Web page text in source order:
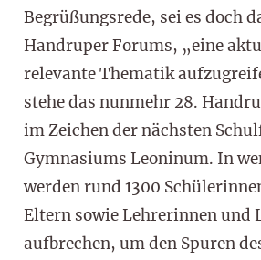
Begrüßungsrede, sei es doch
Handruper Forums, „eine
relevante Thematik
stehe das nunmehr 28.
im Zeichen der nächsten
Gymnasiums Leoninum. In
werden rund 1300
Eltern sowie Lehrerinnen und
aufbrechen, um den Spuren